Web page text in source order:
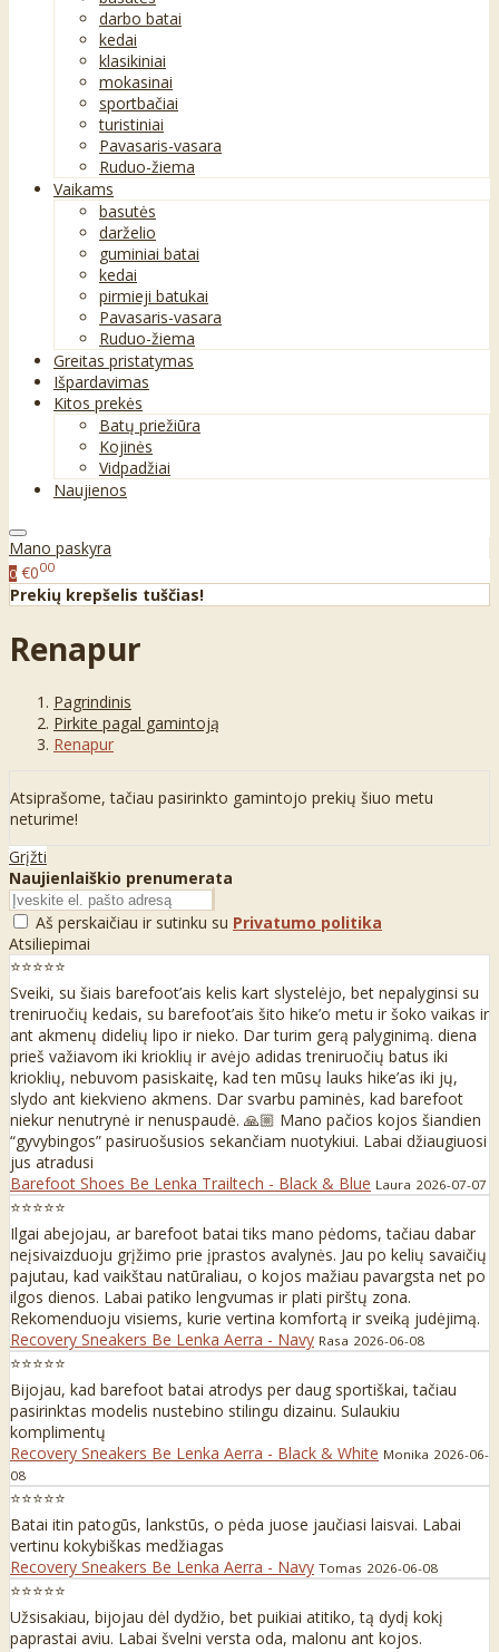
darbo batai
kedai
klasikiniai
mokasinai
sportbačiai
turistiniai
Pavasaris-vasara
Ruduo-žiema
Vaikams
basutės
darželio
guminiai batai
kedai
pirmieji batukai
Pavasaris-vasara
Ruduo-žiema
Greitas pristatymas
Išpardavimas
Kitos prekės
Batų priežiūra
Kojinės
Vidpadžiai
Naujienos
Mano paskyra
0 €000
Prekių krepšelis tuščias!
Renapur
Pagrindinis
Pirkite pagal gamintoją
Renapur
Atsiprašome, tačiau pasirinkto gamintojo prekių šiuo metu
neturime!
Grįžti
Naujienlaiškio prenumerata
Aš perskaičiau ir sutinku su Privatumo politika
Atsiliepimai
⭐⭐⭐⭐⭐
Sveiki, su šiais barefoot’ais kelis kart slystelėjo, bet nepalyginsi su
treniruočių kedais, su barefoot’ais šito hike’o metu ir šoko vaikas ir
ant akmenų didelių lipo ir nieko. Dar turim gerą palyginimą. diena
prieš važiavom iki krioklių ir avėjo adidas treniruočių batus iki
krioklių, nebuvom pasiskaitę, kad ten mūsų lauks hike’as iki jų,
slydo ant kiekvieno akmens. Dar svarbu paminės, kad barefoot
niekur nenutrynė ir nenuspaudė. 🙏🏼 Mano pačios kojos šiandien
“gyvybingos” pasiruošusios sekančiam nuotykiui. Labai džiaugiuosi
jus atradusi
Barefoot Shoes Be Lenka Trailtech - Black & Blue Laura 2026-07-07
⭐⭐⭐⭐⭐
Ilgai abejojau, ar barefoot batai tiks mano pėdoms, tačiau dabar
neįsivaizduoju grįžimo prie įprastos avalynės. Jau po kelių savaičių
pajutau, kad vaikštau natūraliau, o kojos mažiau pavargsta net po
ilgos dienos. Labai patiko lengvumas ir plati pirštų zona.
Rekomenduoju visiems, kurie vertina komfortą ir sveiką judėjimą.
Recovery Sneakers Be Lenka Aerra - Navy Rasa 2026-06-08
⭐⭐⭐⭐⭐
Bijojau, kad barefoot batai atrodys per daug sportiškai, tačiau
pasirinktas modelis nustebino stilingu dizainu. Sulaukiu
komplimentų
Recovery Sneakers Be Lenka Aerra - Black & White Monika 2026-06-
08
⭐⭐⭐⭐⭐
Batai itin patogūs, lankstūs, o pėda juose jaučiasi laisvai. Labai
vertinu kokybiškas medžiagas
Recovery Sneakers Be Lenka Aerra - Navy Tomas 2026-06-08
⭐⭐⭐⭐⭐
Užsisakiau, bijojau dėl dydžio, bet puikiai atitiko, tą dydį kokį
paprastai aviu. Labai švelni versta oda, malonu ant kojos.